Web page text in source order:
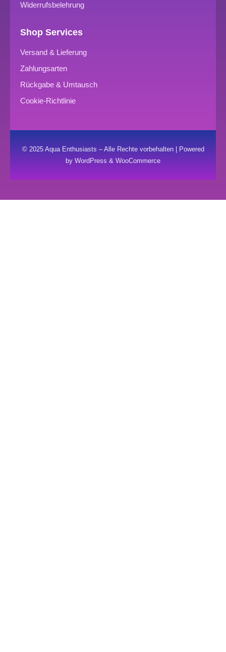
Widerrufsbelehrung
Shop Services
Versand & Lieferung
Zahlungsarten
Rückgabe & Umtausch
Cookie-Richtlinie
© 2025 Aqua Enthusiasts – Alle Rechte vorbehalten | Powered
by WordPress & WooCommerce